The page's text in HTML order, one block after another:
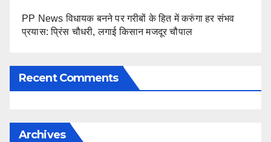
PP News विधायक बनने पर गरीबों के हित में करुंगा हर संभव
प्रयास: प्रिंस चौधरी, लगाई किसान मजदूर चौपाल
Recent Comments
Archives